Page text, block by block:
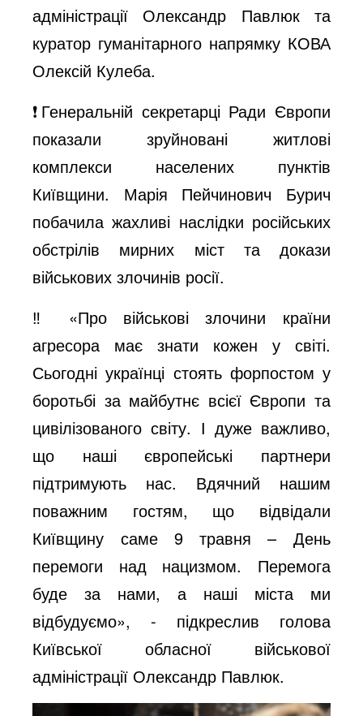
адміністрації Олександр Павлюк та
куратор гуманітарного напрямку КОВА
Олексій Кулеба.
❗️Генеральній секретарці Ради Європи
показали зруйновані житлові
комплекси населених пунктів
Київщини. Марія Пейчинович Бурич
побачила жахливі наслідки російських
обстрілів мирних міст та докази
військових злочинів росії.
‼️ «Про військові злочини країни
агресора має знати кожен у світі.
Сьогодні українці стоять форпостом у
боротьбі за майбутнє всієї Європи та
цивілізованого світу. І дуже важливо,
що наші європейські партнери
підтримують нас. Вдячний нашим
поважним гостям, що відвідали
Київщину саме 9 травня – День
перемоги над нацизмом. Перемога
буде за нами, а наші міста ми
відбудуємо», - підкреслив голова
Київської обласної військової
адміністрації Олександр Павлюк.